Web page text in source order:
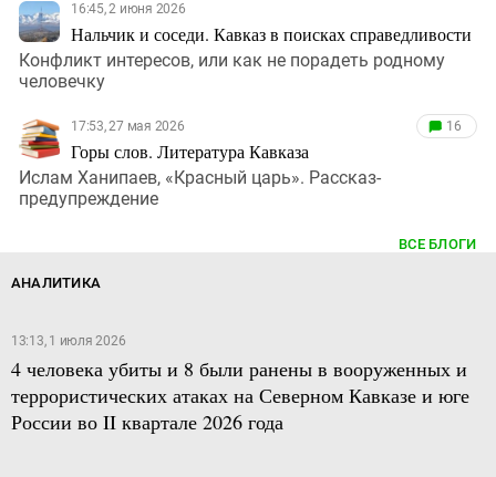
16:45, 2 июня 2026
Нальчик и соседи. Кавказ в поисках справедливости
Конфликт интересов, или как не порадеть родному
человечку
17:53, 27 мая 2026
Горы слов. Литература Кавказа
16
Ислам Ханипаев, «Красный царь». Рассказ-
предупреждение
ВСЕ БЛОГИ
АНАЛИТИКА
13:13, 1 июля 2026
4 человека убиты и 8 были ранены в вооруженных и
террористических атаках на Северном Кавказе и юге
России во II квартале 2026 года